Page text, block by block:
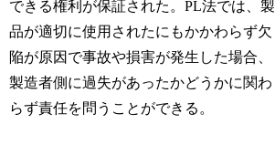
できる権利が保証された。PL法では、製
品が適切に使用されたにもかかわらず欠
陥が原因で事故や損害が発生した場合、
製造者側に過失があったかどうかに関わ
らず責任を問うことができる。